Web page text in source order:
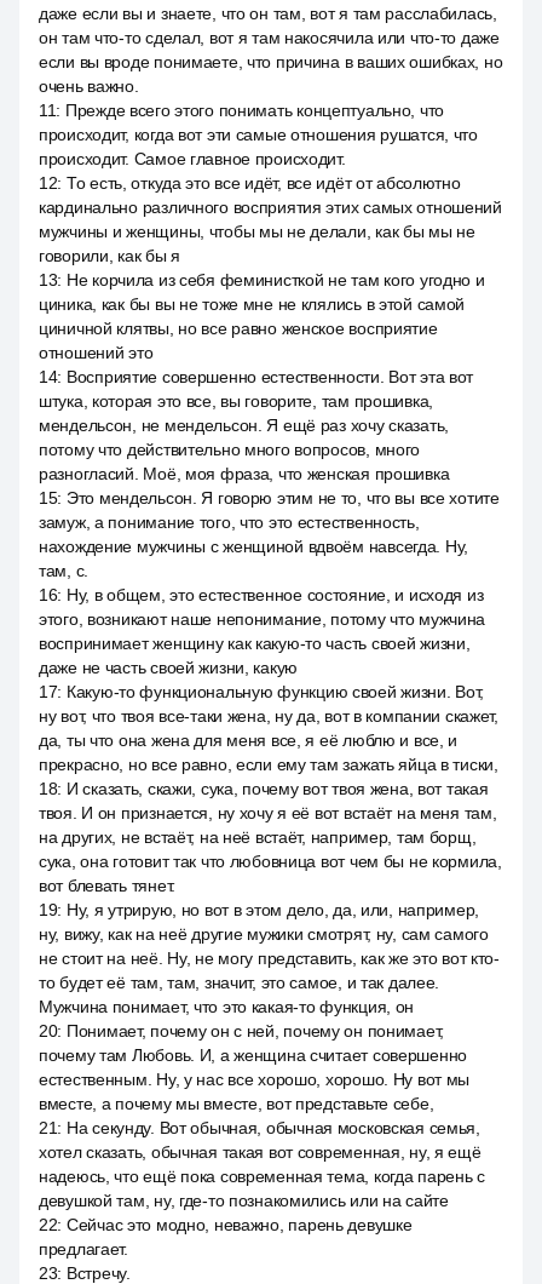
даже если вы и знаете, что он там, вот я там расслабилась,
он там что-то сделал, вот я там накосячила или что-то даже
если вы вроде понимаете, что причина в ваших ошибках, но
очень важно.
11: Прежде всего этого понимать концептуально, что
происходит, когда вот эти самые отношения рушатся, что
происходит. Самое главное происходит.
12: То есть, откуда это все идёт, все идёт от абсолютно
кардинально различного восприятия этих самых отношений
мужчины и женщины, чтобы мы не делали, как бы мы не
говорили, как бы я
13: Не корчила из себя феминисткой не там кого угодно и
циника, как бы вы не тоже мне не клялись в этой самой
циничной клятвы, но все равно женское восприятие
отношений это
14: Восприятие совершенно естественности. Вот эта вот
штука, которая это все, вы говорите, там прошивка,
мендельсон, не мендельсон. Я ещё раз хочу сказать,
потому что действительно много вопросов, много
разногласий. Моё, моя фраза, что женская прошивка
15: Это мендельсон. Я говорю этим не то, что вы все хотите
замуж, а понимание того, что это естественность,
нахождение мужчины с женщиной вдвоём навсегда. Ну,
там, с.
16: Ну, в общем, это естественное состояние, и исходя из
этого, возникают наше непонимание, потому что мужчина
воспринимает женщину как какую-то часть своей жизни,
даже не часть своей жизни, какую
17: Какую-то функциональную функцию своей жизни. Вот,
ну вот, что твоя все-таки жена, ну да, вот в компании скажет,
да, ты что она жена для меня все, я её люблю и все, и
прекрасно, но все равно, если ему там зажать яйца в тиски,
18: И сказать, скажи, сука, почему вот твоя жена, вот такая
твоя. И он признается, ну хочу я её вот встаёт на меня там,
на других, не встаёт, на неё встаёт, например, там борщ,
сука, она готовит так что любовница вот чем бы не кормила,
вот блевать тянет.
19: Ну, я утрирую, но вот в этом дело, да, или, например,
ну, вижу, как на неё другие мужики смотрят, ну, сам самого
не стоит на неё. Ну, не могу представить, как же это вот кто-
то будет её там, там, значит, это самое, и так далее.
Мужчина понимает, что это какая-то функция, он
20: Понимает, почему он с ней, почему он понимает,
почему там Любовь. И, а женщина считает совершенно
естественным. Ну, у нас все хорошо, хорошо. Ну вот мы
вместе, а почему мы вместе, вот представьте себе,
21: На секунду. Вот обычная, обычная московская семья,
хотел сказать, обычная такая вот современная, ну, я ещё
надеюсь, что ещё пока современная тема, когда парень с
девушкой там, ну, где-то познакомились или на сайте
22: Сейчас это модно, неважно, парень девушке
предлагает.
23: Встречу.